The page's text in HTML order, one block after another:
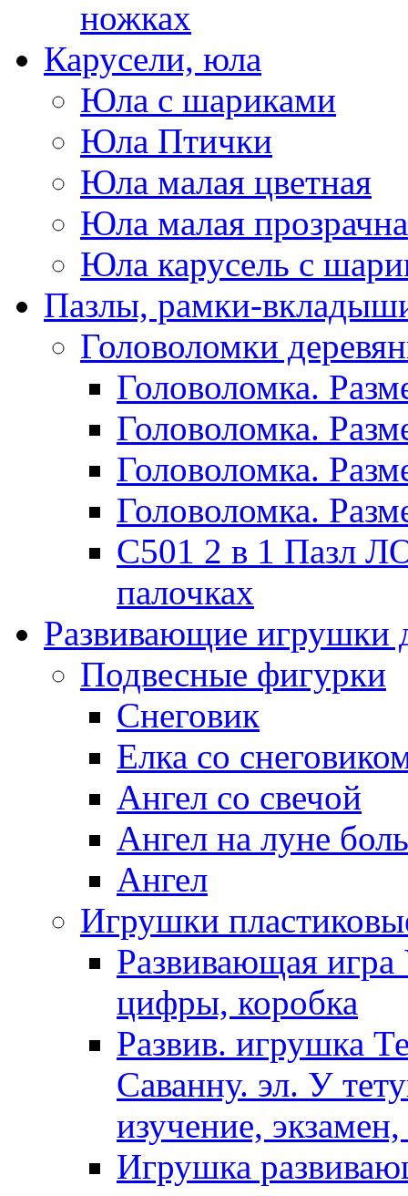
ножках
Карусели, юла
Юла с шариками
Юла Птички
Юла малая цветная
Юла малая
Юла карусель с
Пазлы, рамки-
Головоломки
Головоломка.
Головоломка.
Головоломка.
Головоломка.
C501 2 в 1
палочках
Развивающие игрушки
Подвесные фигурки
Снеговик
Елка со
Ангел со свечой
Ангел на луне
Ангел
Игрушки
Развивающая
цифры, коробка
Развив. игрушка
Саванну. эл. У
изучение,
Игрушка